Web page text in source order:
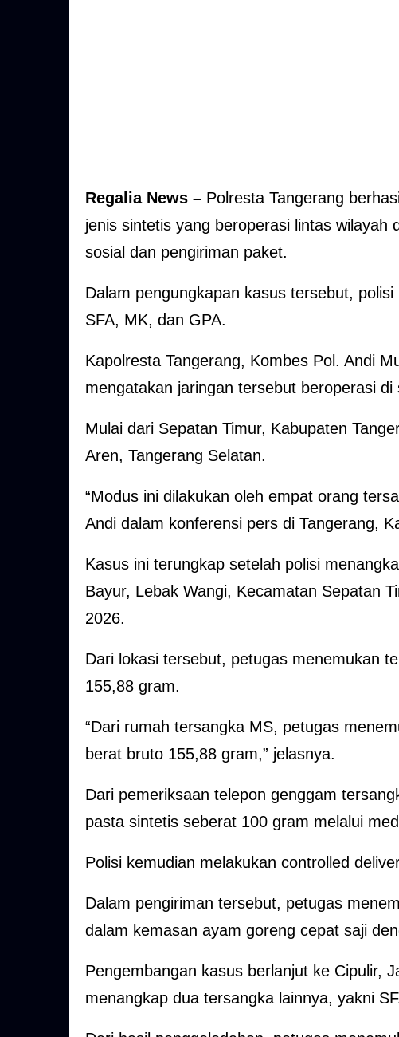
Regalia News – Polresta Tangerang
jenis sintetis yang beroperasi lintas
sosial dan pengiriman paket.
Dalam pengungkapan kasus tersebut,
SFA, MK, dan GPA.
Kapolresta Tangerang, Kombes Pol. Andi
mengatakan jaringan tersebut beroperasi di
Mulai dari Sepatan Timur, Kabupaten
Aren, Tangerang Selatan.
“Modus ini dilakukan oleh empat orang
Andi dalam konferensi pers di Tangerang,
Kasus ini terungkap setelah polisi
Bayur, Lebak Wangi, Kecamatan Sepatan
2026.
Dari lokasi tersebut, petugas menemukan
155,88 gram.
“Dari rumah tersangka MS, petugas
berat bruto 155,88 gram,” jelasnya.
Dari pemeriksaan telepon genggam
pasta sintetis seberat 100 gram melalui
Polisi kemudian melakukan controlled
Dalam pengiriman tersebut, petugas
dalam kemasan ayam goreng cepat saji
Pengembangan kasus berlanjut ke Cipulir,
menangkap dua tersangka lainnya, yakni